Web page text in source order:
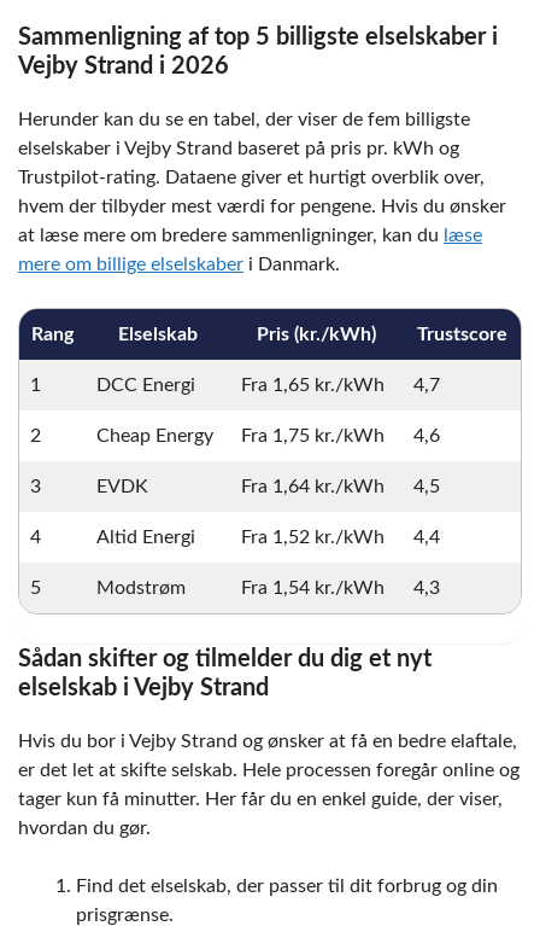
Sammenligning af top 5 billigste elselskaber i
Vejby Strand i 2026
Herunder kan du se en tabel, der viser de fem billigste
elselskaber i Vejby Strand baseret på pris pr. kWh og
Trustpilot-rating. Dataene giver et hurtigt overblik over,
hvem der tilbyder mest værdi for pengene. Hvis du ønsker
at læse mere om bredere sammenligninger, kan du læse
mere om billige elselskaber i Danmark.
Rang Elselskab Pris (kr./kWh) Trustscore
1 DCC Energi Fra 1,65 kr./kWh 4,7
2 Cheap Energy Fra 1,75 kr./kWh 4,6
3 EVDK Fra 1,64 kr./kWh 4,5
4 Altid Energi Fra 1,52 kr./kWh 4,4
5 Modstrøm Fra 1,54 kr./kWh 4,3
Sådan skifter og tilmelder du dig et nyt
elselskab i Vejby Strand
Hvis du bor i Vejby Strand og ønsker at få en bedre elaftale,
er det let at skifte selskab. Hele processen foregår online og
tager kun få minutter. Her får du en enkel guide, der viser,
hvordan du gør.
Find det elselskab, der passer til dit forbrug og din
prisgrænse.